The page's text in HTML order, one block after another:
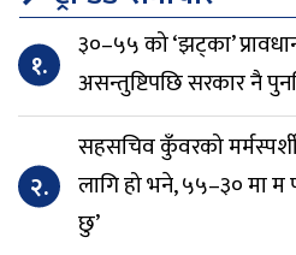
१.
३०–५५ को ‘झट्का’
असन्तुष्टिपछि सरकार नै
२.
सहसचिव कुँवरको
लागि हो भने, ५५–३० मा म
छु’